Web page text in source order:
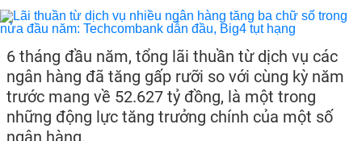
6 tháng đầu năm, tổng lãi thuần từ dịch vụ các
ngân hàng đã tăng gấp rưỡi so với cùng kỳ năm
trước mang về 52.627 tỷ đồng, là một trong
những động lực tăng trưởng chính của một số
ngân hàng.